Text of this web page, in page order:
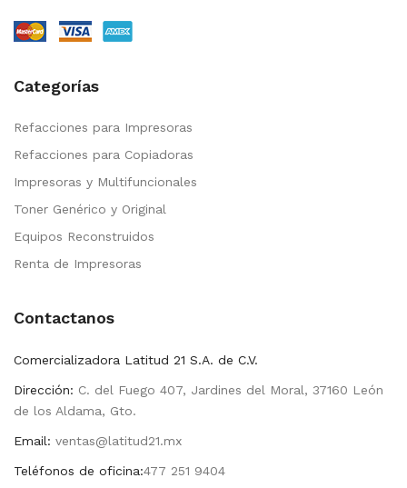
Categorías
Refacciones para Impresoras
Refacciones para Copiadoras
Impresoras y Multifuncionales
Toner Genérico y Original
Equipos Reconstruidos
Renta de Impresoras
Contactanos
Comercializadora Latitud 21 S.A. de C.V.
Dirección: C. del Fuego 407, Jardines del Moral, 37160 León
de los Aldama, Gto.
Email: ventas@latitud21.mx
Teléfonos de oficina:477 251 9404